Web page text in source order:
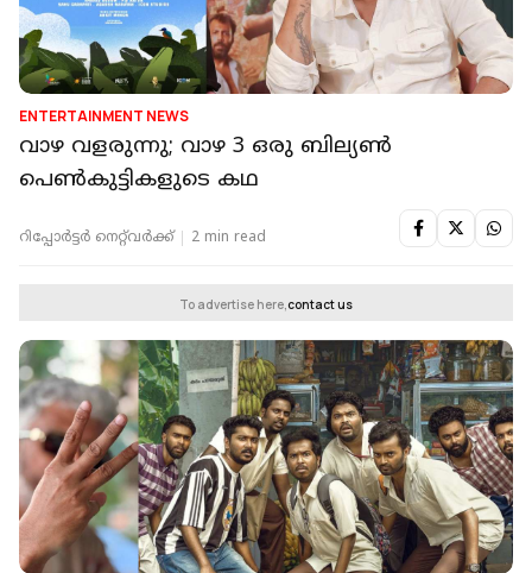
ENTERTAINMENT NEWS
വാഴ വളരുന്നു; വാഴ 3 ഒരു ബില്യണ്‍
പെണ്‍കുട്ടികളുടെ കഥ
റിപ്പോർട്ടർ നെറ്റ്‌വര്‍ക്ക്‌ 2 min read
To advertise here,contact us